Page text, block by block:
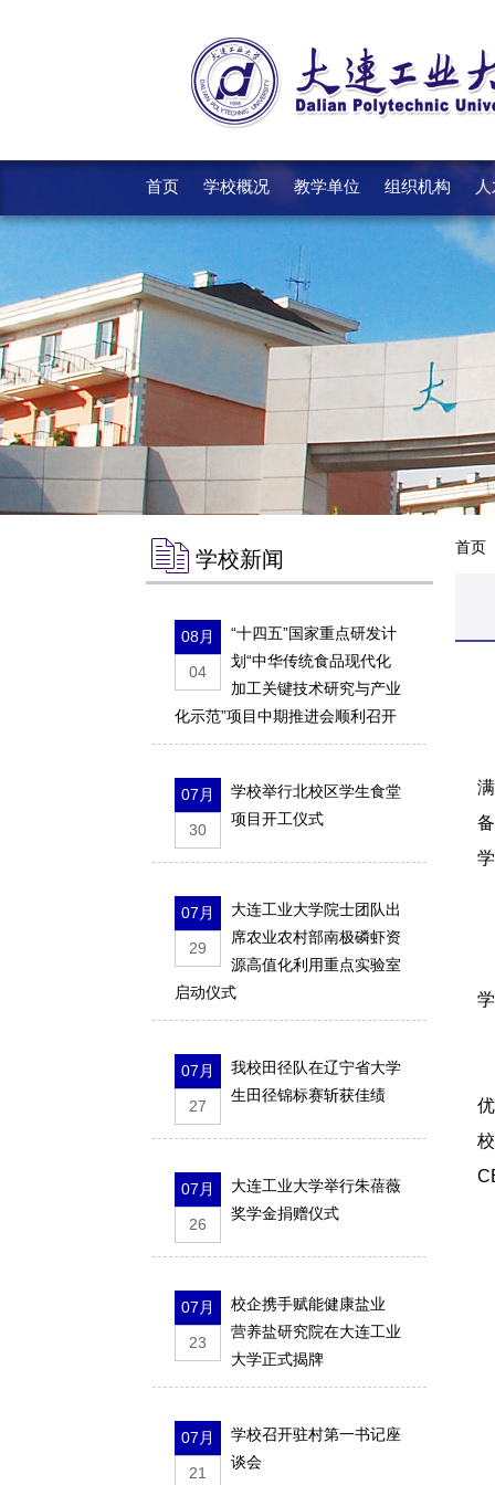
首页 学校概况 教学单位 组织机构
首页
学校新闻
08月
04
“十四五”国家重点研发计
划“中华传统食品现代化
加工关键技术研究与产业
化示范”项目中期推进会顺利召开
07月
30
学校举行北校区学生食堂
项目开工仪式
07月
29
大连工业大学院士团队出
席农业农村部南极磷虾资
源高值化利用重点实验室
启动仪式
07月
27
我校田径队在辽宁省大学
生田径锦标赛斩获佳绩
07月
26
大连工业大学举行朱蓓薇
奖学金捐赠仪式
07月
23
校企携手赋能健康盐业
营养盐研究院在大连工业
大学正式揭牌
07月
21
学校召开驻村第一书记座
谈会